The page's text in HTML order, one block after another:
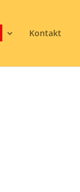
Kontakt